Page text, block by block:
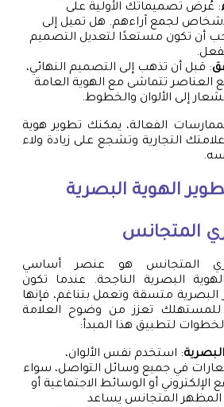
: عُرض تصميماتك الأولية على
لجمع آراءهم. هل تميل إلى
أن تكون مستعدًا لتعديل التصميم
: قبل أن تذهب إلى التصميم النهائي،
العناصر تتماشى مع الهوية العامة
إلى الألوان والخطوط.
الفعالة، يمكنك تطوير هوية
التجارية وتشجع على زيادة ولاء
الهوية البصرية
المتجانس
المتجانس هو عنصر أساسي
البصرية الناجحة. عندما تكون
متسقة وتعمل بتناغم، فإنها
للمستهلك تعزز من وضوح العلامة
لتطبيق هذا المبدأ:
: استخدم نفس الألوان،
في جميع وسائل التواصل، سواء
الإلكتروني أو الوسائط الاجتماعية أو
المظهر المتجانس يساعد